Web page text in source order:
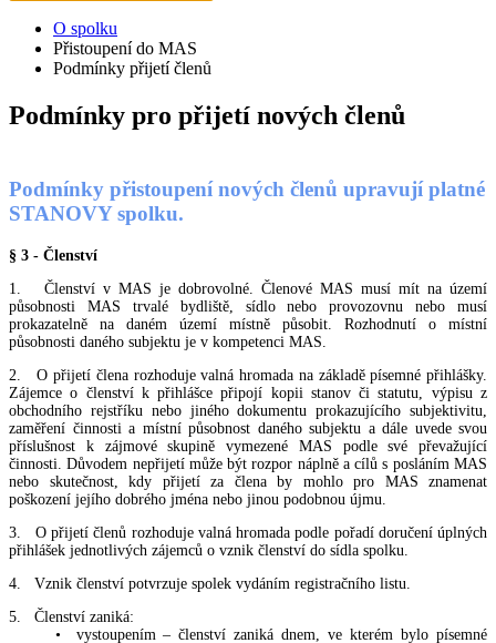
O spolku
Přistoupení do MAS
Podmínky přijetí členů
Podmínky pro přijetí nových členů
Podmínky přistoupení nových členů upravují platné
STANOVY spolku.
§ 3 - Členství
1. Členství v MAS je dobrovolné. Členové MAS musí mít na území
působnosti MAS trvalé bydliště, sídlo nebo provozovnu nebo musí
prokazatelně na daném území místně působit. Rozhodnutí o místní
působnosti daného subjektu je v kompetenci MAS.
2. O přijetí člena rozhoduje valná hromada na základě písemné přihlášky.
Zájemce o členství k přihlášce připojí kopii stanov či statutu, výpisu z
obchodního rejstříku nebo jiného dokumentu prokazujícího subjektivitu,
zaměření činnosti a místní působnost daného subjektu a dále uvede svou
příslušnost k zájmové skupině vymezené MAS podle své převažující
činnosti. Důvodem nepřijetí může být rozpor náplně a cílů s posláním MAS
nebo skutečnost, kdy přijetí za člena by mohlo pro MAS znamenat
poškození jejího dobrého jména nebo jinou podobnou újmu.
3. O přijetí členů rozhoduje valná hromada podle pořadí doručení úplných
přihlášek jednotlivých zájemců o vznik členství do sídla spolku.
4. Vznik členství potvrzuje spolek vydáním registračního listu.
5. Členství zaniká:
• vystoupením – členství zaniká dnem, ve kterém bylo písemné